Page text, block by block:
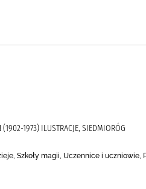
1973) ILUSTRACJE, SIEDMIORÓG
Szkoły magii, Uczennice i